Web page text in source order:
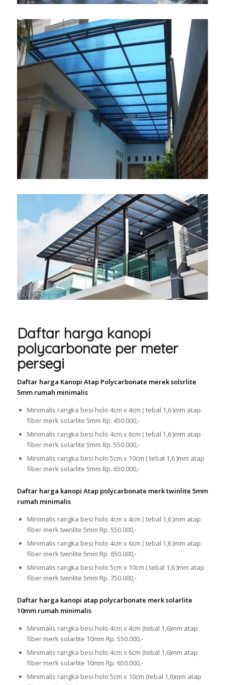
Daftar harga kanopi
polycarbonate per meter
persegi
Daftar harga Kanopi Atap Polycarbonate merek solsrlite
5mm rumah minimalis
Minimalis rangka besi holo 4cm x 4cm ( tebal 1,6 )mm atap
fiber merk solarlite 5mm Rp. 450.000,-
Minimalis rangka besi holo 4cm x 6cm ( tebal 1,6 )mm atap
fiber merk solarlite 5mm Rp. 550.000,-
Minimalis rangka besi holo 5cm x 10cm ( tebal 1,6 )mm atap
fiber merk solarlite 5mm Rp. 650.000,-
Daftar harga kanopi Atap polycarbonate merk twinlite 5mm
rumah minimalis
Minimalis rangka besi holo 4cm x 4cm ( tebal 1,6 )mm atap
fiber merk twinlite 5mm Rp. 550.000,-
Minimalis rangka besi holo 4cm x 6cm ( tebal 1,6 )mm atap
fiber merk twinlite 5mm Rp. 650.000,-
Minimalis rangka besi holo 5cm x 10cm ( tebal 1,6 )mm atap
fiber merk twinlite 5mm Rp. 750.000,-
Daftar harga kanopi atap polycarbonate merk solarlite
10mm rumah minimalis
Minimalis rangka besi holo 4cm x 4cm (tebal 1,6)mm atap
fiber merk solarlite 10mm Rp. 550.000,-
Minimalis rangka besi holo 4cm x 6cm (tebal 1,6)mm atap
fiber merk solarlite 10mm Rp. 650.000,-
Minimalis rangka besi holo 5cm x 10cm (tebal 1,6)mm atap